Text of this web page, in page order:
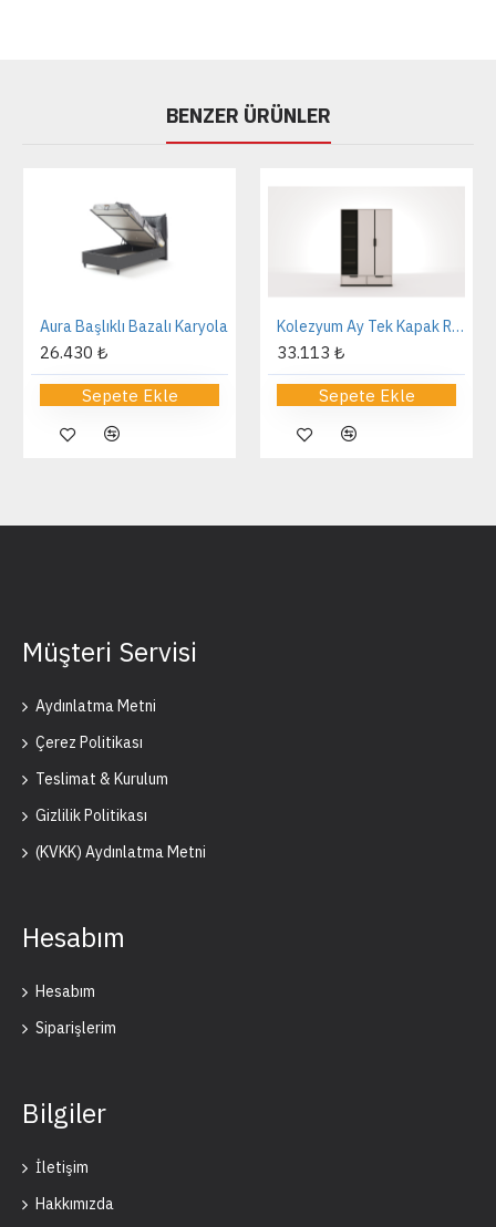
BENZER ÜRÜNLER
Aura Başlıklı Bazalı Karyola
26.430 ₺
Sepete Ekle
Kolezyum Ay Tek Kapak Reflekte Dolap
33.113 ₺
Sepete Ekle
Müşteri Servisi
Aydınlatma Metni
Çerez Politikası
Teslimat & Kurulum
Gizlilik Politikası
(KVKK) Aydınlatma Metni
Hesabım
Hesabım
Siparişlerim
Bilgiler
İletişim
Hakkımızda